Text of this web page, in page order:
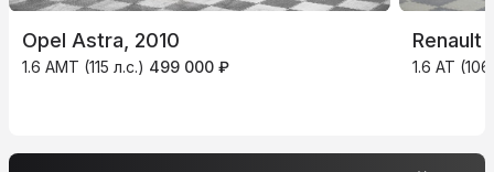
Opel Astra, 2010
1.6 AMT (115 л.с.) 499 000 ₽
Renault
1.6 AT